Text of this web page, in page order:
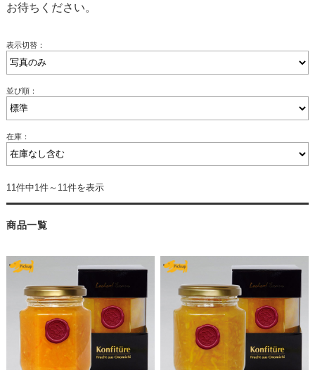
お待ちください。
表示切替：
並び順：
在庫：
11件中1件～11件を表示
商品一覧